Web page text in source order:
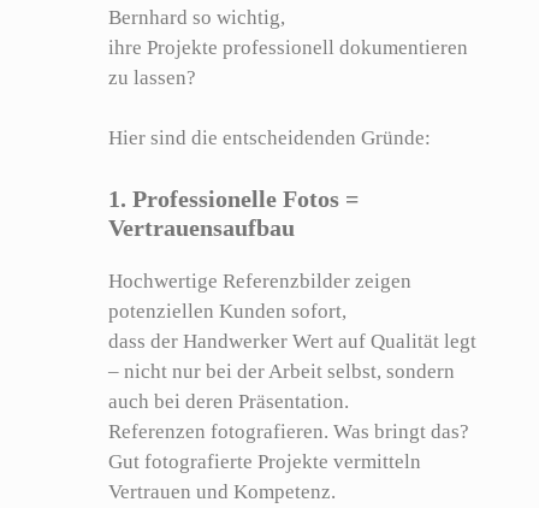
Bernhard so wichtig,
ihre Projekte professionell dokumentieren
zu lassen?
Hier sind die entscheidenden Gründe:
1. Professionelle Fotos =
Vertrauensaufbau
Hochwertige Referenzbilder zeigen
potenziellen Kunden sofort,
dass der Handwerker Wert auf Qualität legt
– nicht nur bei der Arbeit selbst, sondern
auch bei deren Präsentation.
Referenzen fotografieren. Was bringt das?
Gut fotografierte Projekte vermitteln
Vertrauen und Kompetenz.